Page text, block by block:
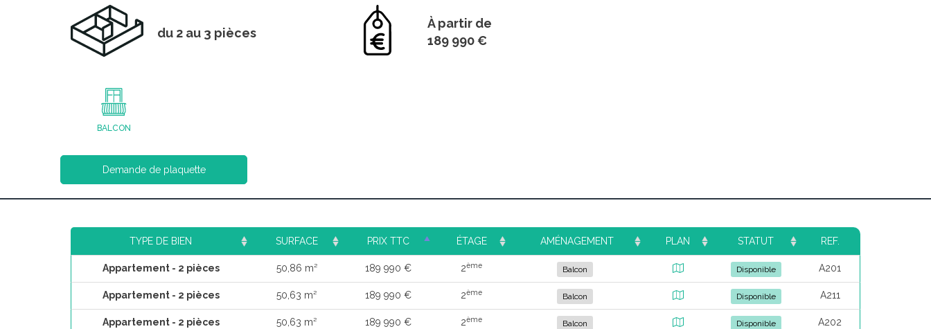
du 2 au 3 pièces
À partir de
189 990 €
BALCON
Demande de plaquette
TYPE DE BIEN SURFACE PRIX TTC ÉTAGE AMÉNAGEMENT PLAN STATUT REF.
Appartement - 2 pièces 50,86 m² 189 990 € 2ème Balcon Disponible A201
Appartement - 2 pièces 50,63 m² 189 990 € 2ème Balcon Disponible A211
Appartement - 2 pièces 50,63 m² 189 990 € 2ème Balcon Disponible A202